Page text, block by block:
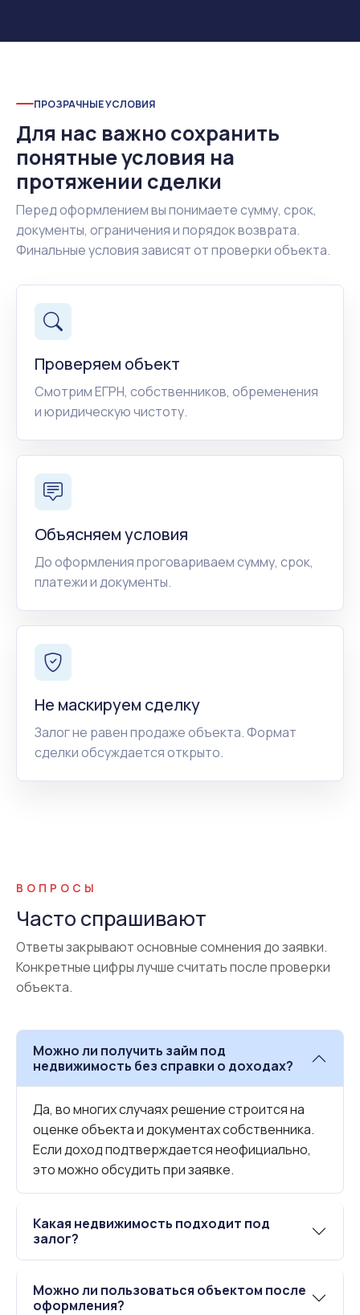
ПРОЗРАЧНЫЕ УСЛОВИЯ
Для нас важно сохранить
понятные условия на
протяжении сделки
Перед оформлением вы понимаете сумму, срок,
документы, ограничения и порядок возврата.
Финальные условия зависят от проверки объекта.
Проверяем объект
Смотрим ЕГРН, собственников, обременения
и юридическую чистоту.
Объясняем условия
До оформления проговариваем сумму, срок,
платежи и документы.
Не маскируем сделку
Залог не равен продаже объекта. Формат
сделки обсуждается открыто.
ВОПРОСЫ
Часто спрашивают
Ответы закрывают основные сомнения до заявки.
Конкретные цифры лучше считать после проверки
объекта.
Можно ли получить займ под
недвижимость без справки о доходах?
Да, во многих случаях решение строится на
оценке объекта и документах собственника.
Если доход подтверждается неофициально,
это можно обсудить при заявке.
Какая недвижимость подходит под
залог?
Можно ли пользоваться объектом после
оформления?